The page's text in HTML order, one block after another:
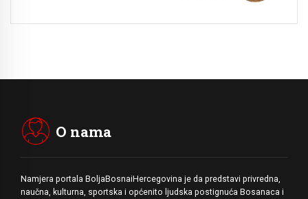
O nama
Namjera portala BoljaBosnaiHercegovina je da predstavi privredna,
naučna, kulturna, sportska i općenito ljudska postignuća Bosanaca i